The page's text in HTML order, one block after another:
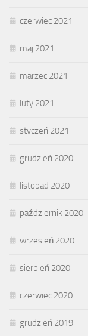
czerwiec 2021
maj 2021
marzec 2021
luty 2021
styczeń 2021
grudzień 2020
listopad 2020
październik 2020
wrzesień 2020
sierpień 2020
czerwiec 2020
grudzień 2019